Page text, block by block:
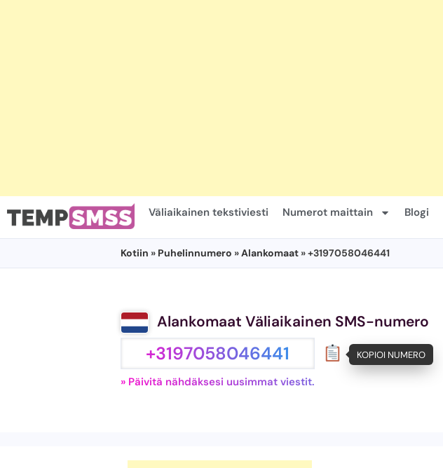
Väliaikainen tekstiviesti Numerot maittain Blogi
Kotiin » Puhelinnumero »Alankomaat » +3197058046441
Alankomaat Väliaikainen SMS-numero
+3197058046441 KOPIOI NUMERO
» Päivitä nähdäksesi uusimmat viestit.